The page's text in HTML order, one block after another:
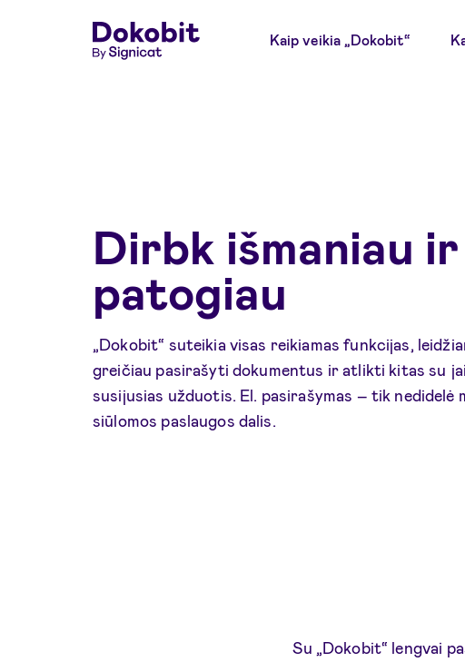
Kaip veikia „Dokobit“
Dirbk išmaniau ir
patogiau
„Dokobit“ suteikia visas reikiamas funkcijas,
greičiau pasirašyti dokumentus ir atlikti kitas su
susijusias užduotis. El. pasirašymas – tik nedidelė
siūlomos paslaugos dalis.
Su „Dokobit“ lengvai